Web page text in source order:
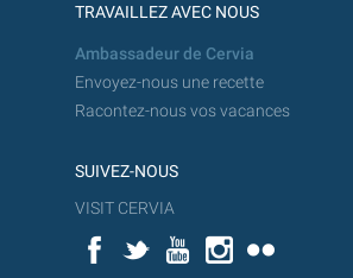
TRAVAILLEZ AVEC NOUS
Ambassadeur de Cervia
Envoyez-nous une recette
Racontez-nous vos vacances
SUIVEZ-NOUS
VISIT CERVIA
FacebookTwitterYouTubeInstagram